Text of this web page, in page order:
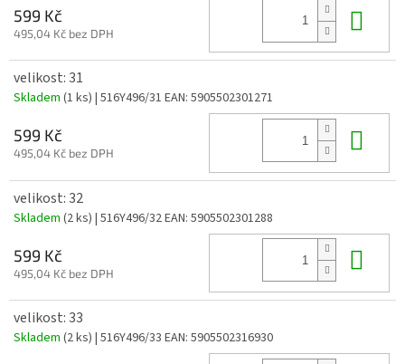
599 Kč
495,04 Kč bez DPH
velikost: 31
Skladem (1 ks) | 516Y496/31 EAN: 5905502301271
599 Kč
495,04 Kč bez DPH
velikost: 32
Skladem (2 ks) | 516Y496/32EAN: 5905502301288
599 Kč
495,04 Kč bez DPH
velikost: 33
Skladem (2 ks) | 516Y496/33 EAN: 5905502316930